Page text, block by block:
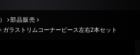
部品販売
ガラストリムコーナーピース左右2本セット